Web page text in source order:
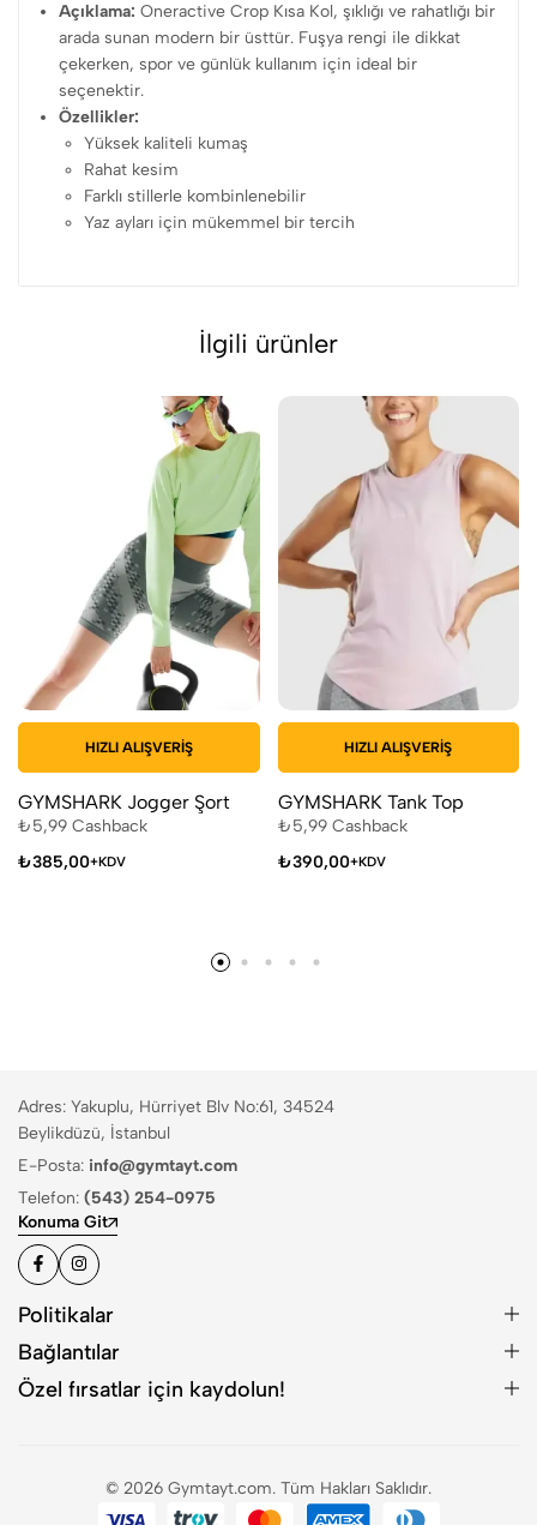
Açıklama: Oneractive Crop Kısa Kol, şıklığı ve rahatlığı bir
arada sunan modern bir üsttür. Fuşya rengi ile dikkat
çekerken, spor ve günlük kullanım için ideal bir
seçenektir.
Özellikler:
Yüksek kaliteli kumaş
Rahat kesim
Farklı stillerle kombinlenebilir
Yaz ayları için mükemmel bir tercih
İlgili ürünler
HIZLI ALIŞVERIŞ
GYMSHARK Jogger Şort
₺5,99 Cashback
₺385,00+KDV
HIZLI ALIŞVERIŞ
GYMSHARK Tank Top
₺5,99Cashback
₺390,00+KDV
Adres: Yakuplu, Hürriyet Blv No:61, 34524
Beylikdüzü, İstanbul
E-Posta: info@gymtayt.com
Telefon: (543) 254-0975
Konuma Git
Politikalar
Bağlantılar
Özel fırsatlar için kaydolun!
© 2026 Gymtayt.com. Tüm Hakları Saklıdır.